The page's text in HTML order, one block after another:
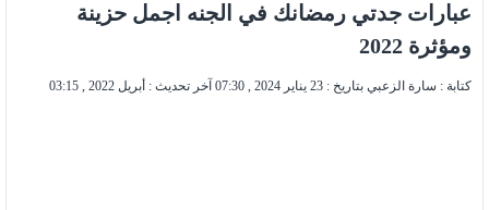
عبارات جدتي رمضانك في الجنه اجمل حزينة
ومؤثرة 2022
كتابة : سارة الزعبي بتاريخ : 23 يناير 2024 , 07:30 آخر تحديث : أبريل 2022 , 03:15